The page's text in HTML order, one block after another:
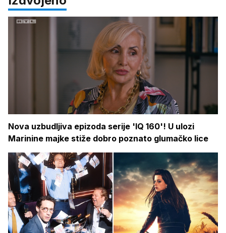
Nova uzbudljiva epizoda serije 'IQ 160'! U ulozi
Marinine majke stiže dobro poznato glumačko lice